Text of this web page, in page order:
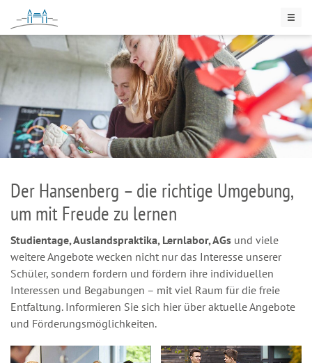
Der Hansenberg – die richtige Umgebung,
um mit Freude zu lernen
Studientage, Auslandspraktika, Lernlabor, AGs und viele
weitere Angebote wecken nicht nur das Interesse unserer
Schüler, sondern fordern und fördern ihre individuellen
Interessen und Begabungen – mit viel Raum für die freie
Entfaltung. Informieren Sie sich hier über aktuelle Angebote
und Förderungsmöglichkeiten.